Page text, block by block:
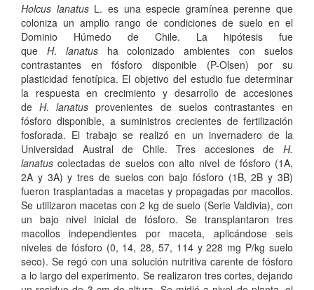
Holcus lanatusL. es una especie gramínea perenne que
coloniza un amplio rango de condiciones de suelo en el
Dominio Húmedo de Chile. La hipótesis fue
que H. lanatusha colonizado ambientes con suelos
contrastantes en fósforo disponible (P-Olsen) por su
plasticidad fenotípica. El objetivo del estudio fue determinar
la respuesta en crecimiento y desarrollo de accesiones
deH.lanatus provenientes de suelos contrastantes en
fósforo disponible, a suministros crecientes de fertilización
fosforada. El trabajo se realizó en un invernadero de la
Universidad Austral de Chile. Tres accesiones de H.
lanatus colectadas de suelos con alto nivel de fósforo (1A,
2A y 3A) y tres de suelos con bajo fósforo (1B, 2B y 3B)
fueron trasplantadas a macetas y propagadas por macollos.
Se utilizaron macetas con 2 kg de suelo (Serie Valdivia), con
un bajo nivel inicial de fósforo. Se transplantaron tres
macollos independientes por maceta, aplicándose seis
niveles de fósforo (0, 14, 28, 57, 114 y 228 mg P/kg suelo
seco). Se regó con una solución nutritiva carente de fósforo
a lo largo del experimento. Se realizaron tres cortes, dejando